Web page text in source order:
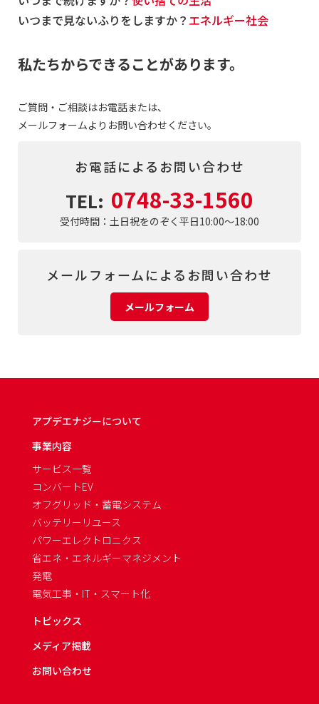
いつまで見ないふりをしますか？ エネルギー社会
私たちからできることがあります。
ご質問・ご相談はお電話または、
メールフォームよりお問い合わせください。
お電話によるお問い合わせ
TEL: 0748-33-1560
受付時間：土日祝をのぞく平日10:00～18:00
メールフォームによるお問い合わせ
メールフォーム
アプデエナジーについて
事業内容
サービス一覧
コンバートEV
オフグリッド・蓄電システム
バッテリーリユース
パワーエレクトロニクス
省エネ・エネルギーマネジメント
発電
電気工事・IT・スマート化
トピックス
メディア掲載
お問い合わせ